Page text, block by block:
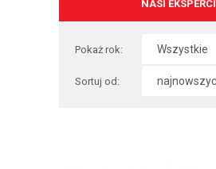
NASI EKSPERCI
Pokaż rok:
Sortuj od: